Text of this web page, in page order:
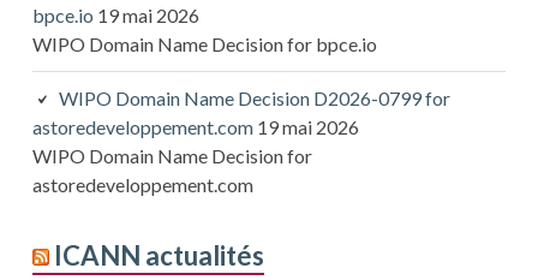
bpce.io 19 mai 2026
WIPO Domain Name Decision for bpce.io
WIPO Domain Name Decision D2026-0799 for
astoredeveloppement.com 19 mai 2026
WIPO Domain Name Decision for
astoredeveloppement.com
ICANN actualités